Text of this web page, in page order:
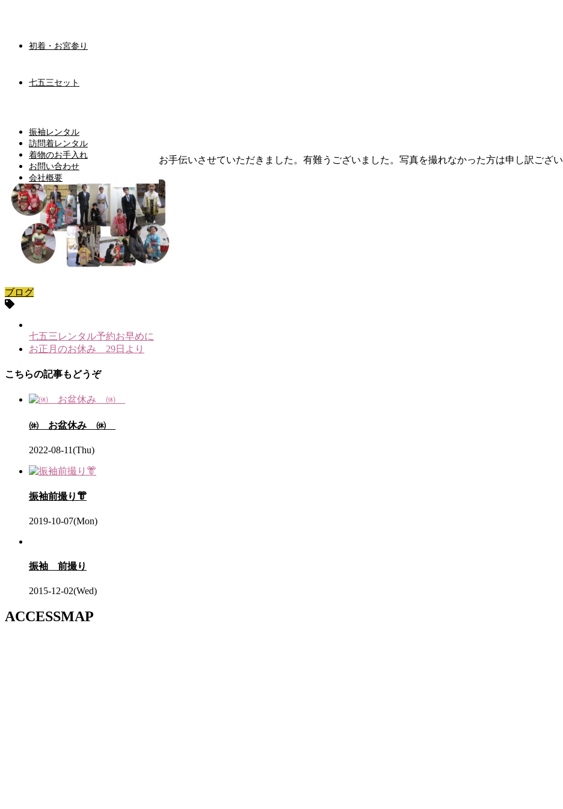
初着・お宮参り
七五三セット
振袖レンタル
訪問着レンタル
着物のお手入れ
お問い合わせ
会社概要
🌸七五三🌸
2022.11.23
今年も沢山の方々の七五三お祝いをお手伝いさせていただきました。有難うございました。写真を撮れなかった方は申し訳ござい
ブログ
七五三レンタル予約お早めに
お正月のお休み 29日より
こちらの記事もどうぞ
㉁ お盆休み ㉁
2022-08-11(Thu)
振袖前撮り👘
2019-10-07(Mon)
振袖 前撮り
2015-12-02(Wed)
ACCESSMAP